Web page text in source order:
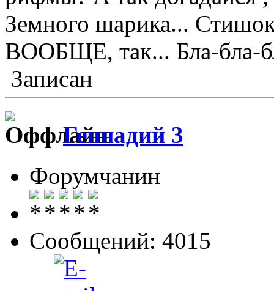
Земного шарика...
ВООБЩЕ, так... Бла-бла-
Записан
Геннадий 3
Форумчанин
Сообщений: 4015